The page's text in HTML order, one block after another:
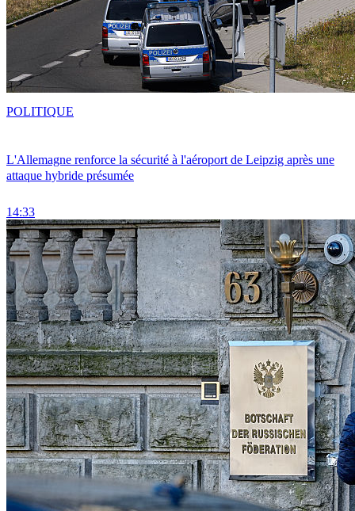
L'Allemagne renforce la sécurité à l'aéroport de Leipzig après une
attaque hybride présumée
14:33
POLITIQUE